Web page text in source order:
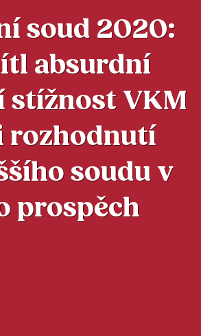
soud 2020:
absurdní
stížnost VKM
rozhodnutí
soudu v
prospěch